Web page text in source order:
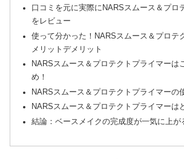
口コミを元に実際にNARSスムース＆プロ
をレビュー
使って分かった！NARSスムース＆プロテ
メリットデメリット
NARSスムース＆プロテクトプライマーは
め！
NARSスムース＆プロテクトプライマーの
NARSスムース＆プロテクトプライマーは
結論：ベースメイクの完成度が一気に上が